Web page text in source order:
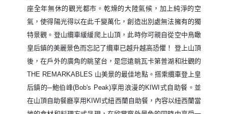
座全年無休的觀光都市。乾燥的大陸氣候，加上純淨的空
氣，使得陽光得以在此千變萬化，創造出別處無法擁有的獨
特景觀。登山纜車緩緩爬上山頂，此時你可親自從空中鳥瞰
皇后鎮的美麗景色而忘記了纜車已越升越高恐懼！ 登上山頂
後，在戶外的廣角的眺望台，是您遠眺瓦卡第普湖和壯觀的
THE REMARKABLES 山美景的最佳地點。搭乘纜車登上皇
后鎮的─鮑伯峰(Bob's Peak)享用浪漫的KIWI式自助餐。並
在山頂自助餐廳享用KIWI式紐西蘭自助餐，內容以紐西蘭當